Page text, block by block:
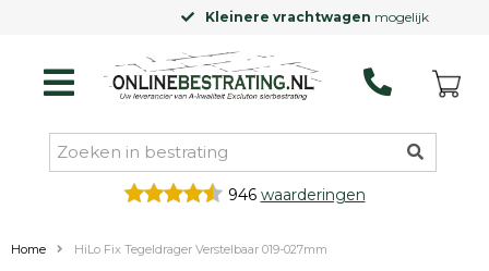
Kleinere vrachtwagenmogelijk
946 waarderingen
Home HiLo Fix Tegeldrager Verstelbaar 019-027mm